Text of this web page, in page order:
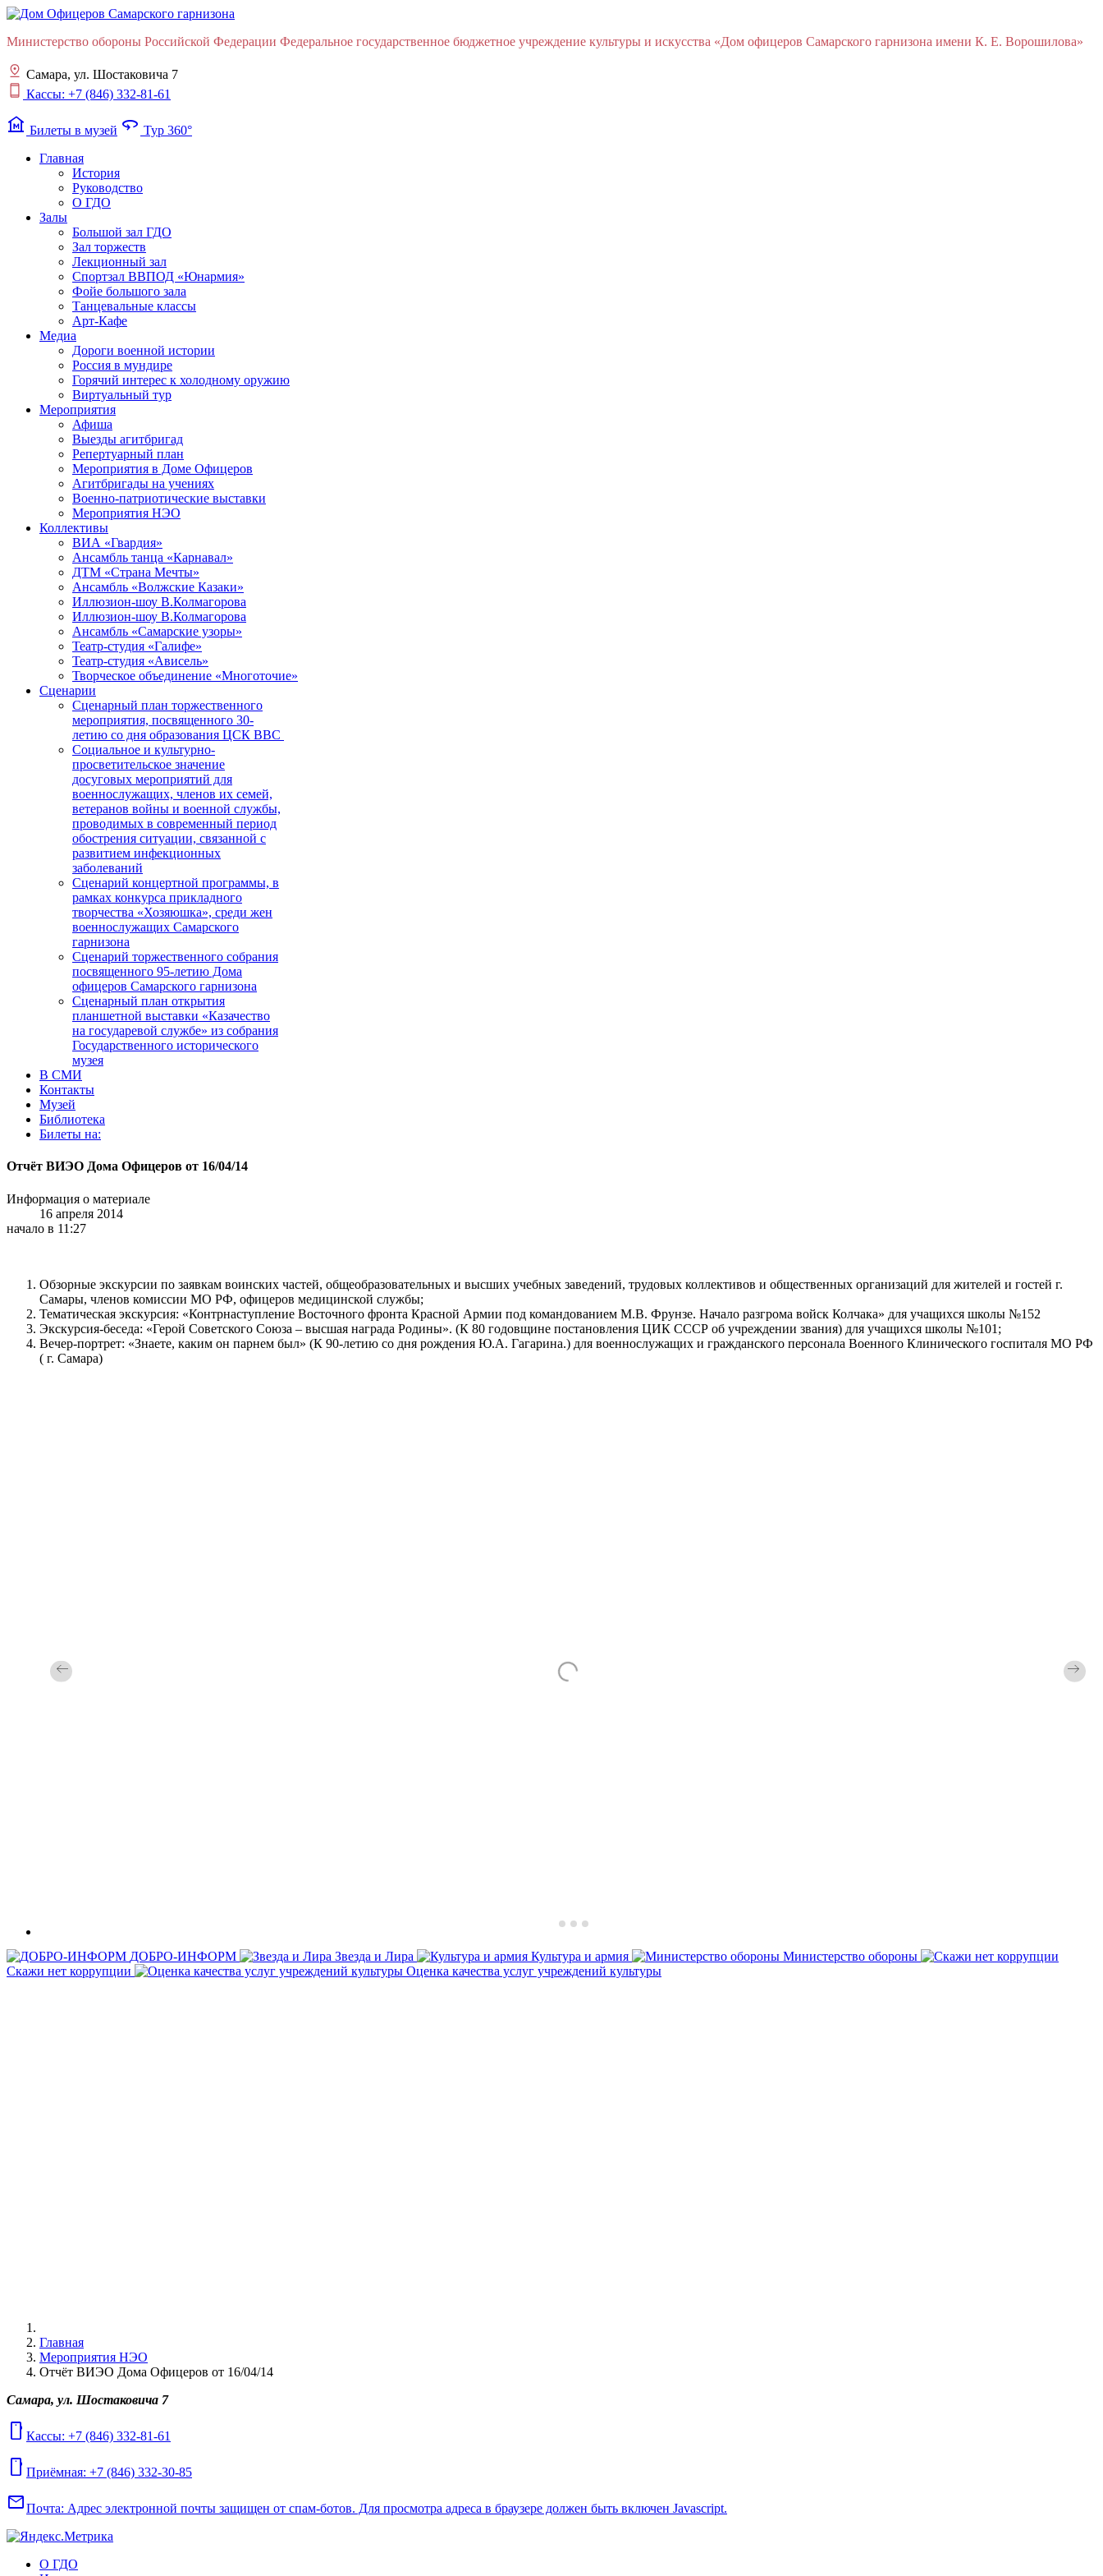
Министерство обороны Российской Федерации Федеральное государственное бюджетное учреждение культуры и искусства «Дом офицеров Cамарского гарнизона имени К. Е. Ворошилова»
Самара, ул. Шостаковича 7
Кассы: +7 (846) 332-81-61
museum Билеты в музей 360 Тур 360°
Главная
История
Руководство
О ГДО
Залы
Большой зал ГДО
Зал торжеств
Лекционный зал
Cпортзал ВВПОД «Юнармия»
Фойе большого зала
Танцевальные классы
Арт-Кафе
Медиа
Дороги военной истории
Россия в мундире
Горячий интерес к холодному оружию
Виртуальный тур
Мероприятия
Афиша
Выезды агитбригад
Репертуарный план
Мероприятия в Доме Офицеров
Агитбригады на учениях
Военно-патриотические выставки
Мероприятия НЭО
Коллективы
ВИА «Гвардия»
Ансамбль танца «Карнавал»
ДТМ «Страна Мечты»
Ансамбль «Волжские Казаки»
Иллюзион-шоу В.Колмагорова
Иллюзион-шоу В.Колмагорова
Ансамбль «Самарские узоры»
Театр-студия «Галифе»
Театр-студия «Ависель»
Творческое объединение «Многоточие»
Сценарии
Сценарный план торжественного
мероприятия, посвященного 30-
летию со дня образования ЦСК ВВС
Социальное и культурно-
просветительское значение
досуговых мероприятий для
военнослужащих, членов их семей,
ветеранов войны и военной службы,
проводимых в современный период
обострения ситуации, связанной с
развитием инфекционных
заболеваний
Сценарий концертной программы, в
рамках конкурса прикладного
творчества «Хозяюшка», среди жен
военнослужащих Самарского
гарнизона
Сценарий торжественного собрания
посвященного 95-летию Дома
офицеров Самарского гарнизона
Сценарный план открытия
планшетной выставки «Казачество
на государевой службе» из собрания
Государственного исторического
музея
В СМИ
Контакты
Музей
Библиотека
Билеты на:
Отчёт ВИЭО Дома Офицеров от 16/04/14
Информация о материале
16 апреля 2014
начало в 11:27
Обзорные экскурсии по заявкам воинских частей, общеобразовательных и высших учебных заведений, трудовых коллективов и общественных организаций для жителей и гостей г.
Самары, членов комиссии МО РФ, офицеров медицинской службы;
Тематическая экскурсия: «Контрнаступление Восточного фронта Красной Армии под командованием М.В. Фрунзе. Начало разгрома войск Колчака» для учащихся школы №152
Экскурсия-беседа: «Герой Советского Союза – высшая награда Родины». (К 80 годовщине постановления ЦИК СССР об учреждении звания) для учащихся школы №101;
Вечер-портрет: «Знаете, каким он парнем был» (К 90-летию со дня рождения Ю.А. Гагарина.) для военнослужащих и гражданского персонала Военного Клинического госпиталя МО РФ
( г. Самара)
ДОБРО-ИНФОРМ Звезда и Лира Культура и армия
Министерство обороны
Скажи нет коррупции
Оценка качества услуг учреждений культуры
Главная
Мероприятия НЭО
Отчёт ВИЭО Дома Офицеров от 16/04/14
Самара, ул. Шостаковича 7
mobile Кассы: +7 (846) 332-81-61
mobile Приёмная: +7 (846) 332-30-85
mailПочта: Адрес электронной почты защищен от спам-ботов. Для просмотра адреса в браузере должен быть включен Javascript.
О ГДО